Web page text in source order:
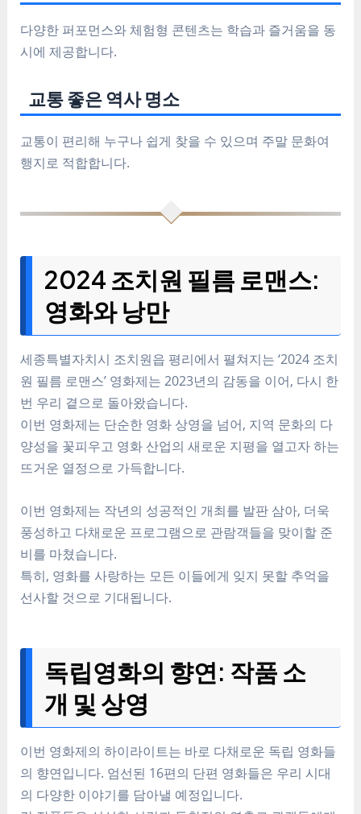
다양한 퍼포먼스와 체험형 콘텐츠는 학습과 즐거움을 동
시에 제공합니다.
교통 좋은 역사 명소
교통이 편리해 누구나 쉽게 찾을 수 있으며 주말 문화여
행지로 적합합니다.
2024 조치원 필름 로맨스:
영화와 낭만
세종특별자치시 조치원읍 평리에서 펼쳐지는 ‘2024 조치
원 필름 로맨스’ 영화제는 2023년의 감동을 이어, 다시 한
번 우리 곁으로 돌아왔습니다.
이번 영화제는 단순한 영화 상영을 넘어, 지역 문화의 다
양성을 꽃피우고 영화 산업의 새로운 지평을 열고자 하는
뜨거운 열정으로 가득합니다.
이번 영화제는 작년의 성공적인 개최를 발판 삼아, 더욱
풍성하고 다채로운 프로그램으로 관람객들을 맞이할 준
비를 마쳤습니다.
특히, 영화를 사랑하는 모든 이들에게 잊지 못할 추억을
선사할 것으로 기대됩니다.
독립영화의 향연: 작품 소
개 및 상영
이번 영화제의 하이라이트는 바로 다채로운 독립 영화들
의 향연입니다. 엄선된 16편의 단편 영화들은 우리 시대
의 다양한 이야기를 담아낼 예정입니다.